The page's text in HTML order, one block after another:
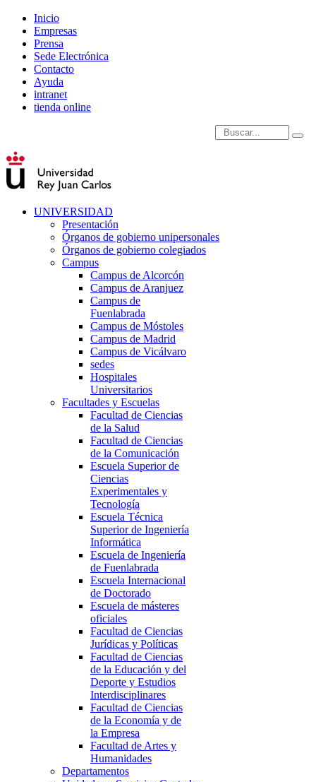
Inicio
Empresas
Prensa
Sede Electrónica
Contacto
Ayuda
intranet
tienda online
Introduce términos de
UNIVERSIDAD
Presentación
Órganos de gobierno unipersonales
Órganos de gobierno colegiados
Campus
Campus de Alcorcón
Campus de Aranjuez
Campus de
Fuenlabrada
Campus de Móstoles
Campus de Madrid
Campus de Vicálvaro
sedes
Hospitales
Universitarios
Facultades y Escuelas
Facultad de Ciencias
de la Salud
Facultad de Ciencias
de la Comunicación
Escuela Superior de
Ciencias
Experimentales y
Tecnología
Escuela Técnica
Superior de Ingeniería
Informática
Escuela de Ingeniería
de Fuenlabrada
Escuela Internacional
de Doctorado
Escuela de másteres
oficiales
Facultad de Ciencias
Jurídicas y Políticas
Facultad de Ciencias
de la Educación y del
Deporte y Estudios
Interdisciplinares
Facultad de Ciencias
de la Economía y de
la Empresa
Facultad de Artes y
Humanidades
Departamentos